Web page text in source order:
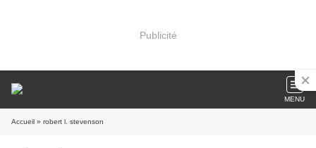
Publicité
MENU
Accueil » robert l. stevenson